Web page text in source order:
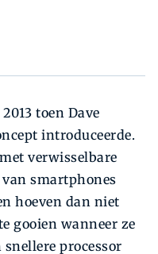
toen Dave
introduceerde.
verwisselbare
smartphones
hoeven dan niet
gooien wanneer ze
processor